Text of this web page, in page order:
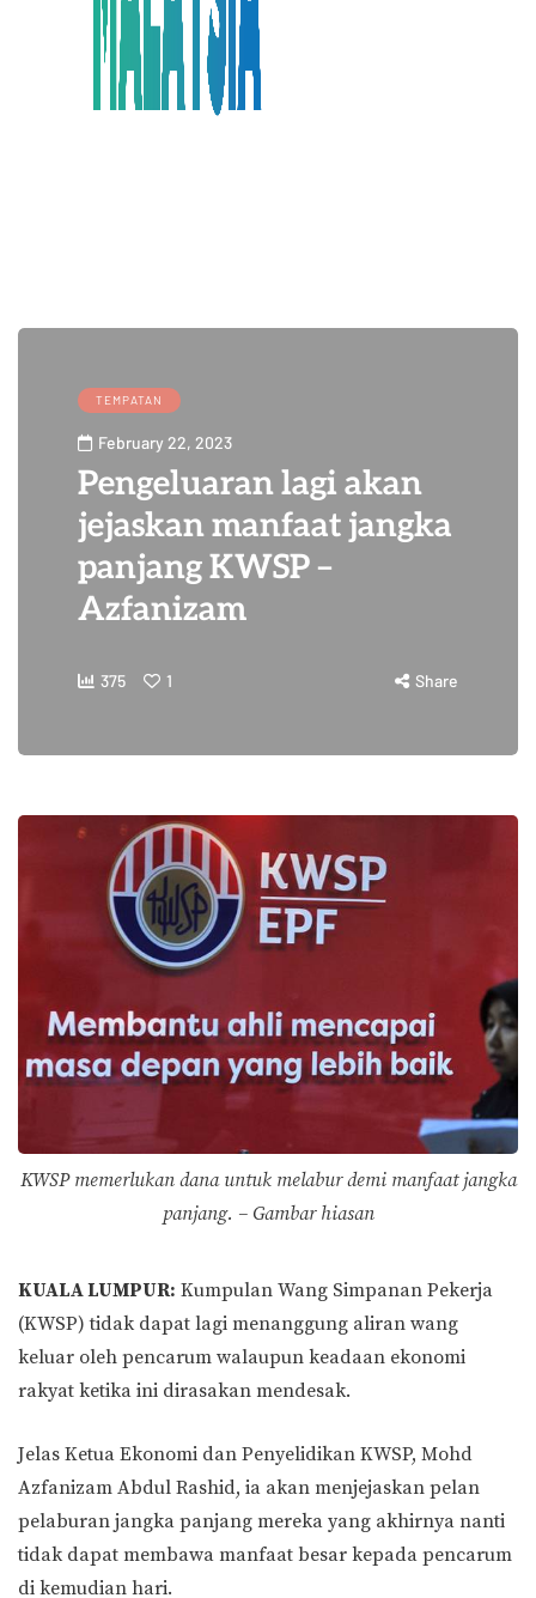
TEMPATAN
February 22, 2023
Pengeluaran lagi akan
jejaskan manfaat jangka
panjang KWSP –
Azfanizam
375 1 Share
KWSP memerlukan dana untuk melabur demi manfaat jangka
panjang. – Gambar hiasan
KUALA LUMPUR: Kumpulan Wang Simpanan Pekerja
(KWSP) tidak dapat lagi menanggung aliran wang
keluar oleh pencarum walaupun keadaan ekonomi
rakyat ketika ini dirasakan mendesak.
Jelas Ketua Ekonomi dan Penyelidikan KWSP, Mohd
Azfanizam Abdul Rashid, ia akan menjejaskan pelan
pelaburan jangka panjang mereka yang akhirnya nanti
tidak dapat membawa manfaat besar kepada pencarum
di kemudian hari.